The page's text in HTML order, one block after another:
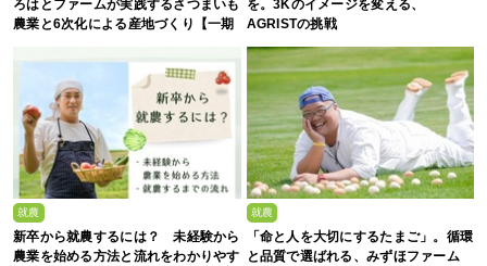
ろはとファームが実践するさつまいも
農業と6次化による産地づくり【一期
を。3Kのイメージを変える、
AGRISTの挑戦
就農
新卒から就農するには？ 未経験から
農業を始める方法と流れをわかりやす
就農
「命と人を大切にするたまご」。循環
と品質で選ばれる、みずほファーム